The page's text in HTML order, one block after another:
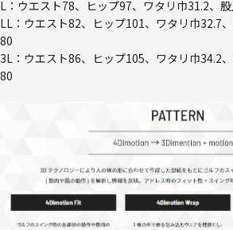
L：ウエスト78、ヒップ97、ワタリ巾31.2、
LL：ウエスト82、ヒップ101、ワタリ巾32.7
80
3L：ウエスト86、ヒップ105、ワタリ巾34.2
80